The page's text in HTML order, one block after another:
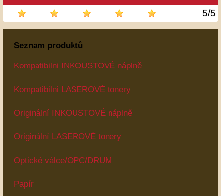
5/5
Seznam produktů
Kompatibilni INKOUSTOVÉ náplně
Kompatibilni LASEROVÉ tonery
Originální INKOUSTOVÉ náplně
Originální LASEROVÉ tonery
Optické válce/OPC/DRUM
Papír